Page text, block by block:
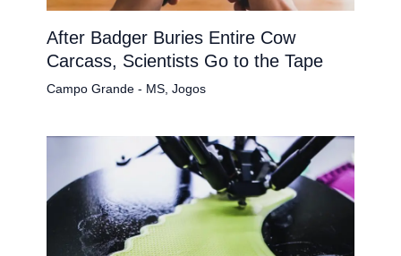
After Badger Buries Entire Cow
Carcass, Scientists Go to the Tape
Campo Grande - MS, Jogos